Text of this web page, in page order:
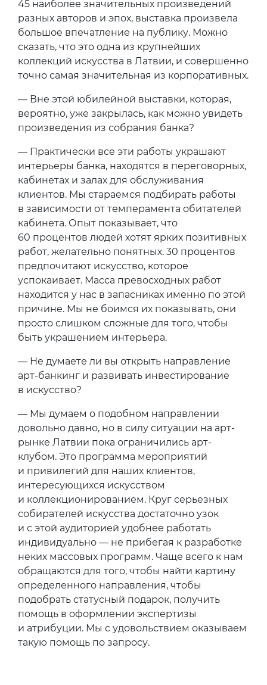
45 наиболее значительных произведений
разных авторов и эпох, выставка произвела
большое впечатление на публику. Можно
сказать, что это одна из крупнейших
коллекций искусства в Латвии, и совершенно
точно самая значительная из корпоративных.
— Вне этой юбилейной выставки, которая,
вероятно, уже закрылась, как можно увидеть
произведения из собрания банка?
— Практически все эти работы украшают
интерьеры банка, находятся в переговорных,
кабинетах и залах для обслуживания
клиентов. Мы стараемся подбирать работы
в зависимости от темперамента обитателей
кабинета. Опыт показывает, что
60 процентов людей хотят ярких позитивных
работ, желательно понятных. 30 процентов
предпочитают искусство, которое
успокаивает. Масса превосходных работ
находится у нас в запасниках именно по этой
причине. Мы не боимся их показывать, они
просто слишком сложные для того, чтобы
быть украшением интерьера.
— Не думаете ли вы открыть направление
арт-банкинг и развивать инвестирование
в искусство?
— Мы думаем о подобном направлении
довольно давно, но в силу ситуации на арт-
рынке Латвии пока ограничились арт-
клубом. Это программа мероприятий
и привилегий для наших клиентов,
интересующихся искусством
и коллекционированием. Круг серьезных
собирателей искусства достаточно узок
и с этой аудиторией удобнее работать
индивидуально — не прибегая к разработке
неких массовых программ. Чаще всего к нам
обращаются для того, чтобы найти картину
определенного направления, чтобы
подобрать статусный подарок, получить
помощь в оформлении экспертизы
и атрибуции. Мы с удовольствием оказываем
такую помощь по запросу.